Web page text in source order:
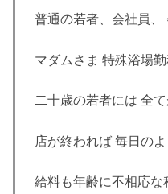
普通の若者、会社員、
マダムさま 特殊浴場勤
二十歳の若者には 全て
店が終われば 毎日の
給料も年齢に不相応な